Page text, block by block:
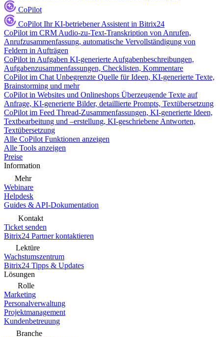
CoPilot
CoPilot Ihr KI-betriebener Assistent in Bitrix24
CoPilot im CRM Audio-zu-Text-Transkription von Anrufen,
Anrufzusammenfassung, automatische Vervollständigung von
Feldern in Aufträgen
CoPilot in Aufgaben KI-generierte Aufgabenbeschreibungen,
Aufgabenzusammenfassungen, Checklisten, Kommentare
CoPilot im Chat Unbegrenzte Quelle für Ideen, KI-generierte Texte,
Brainstorming und mehr
CoPilot in Websites und Onlineshops Überzeugende Texte auf
Anfrage, KI-generierte Bilder, detaillierte Prompts, Textübersetzung
CoPilot im Feed Thread-Zusammenfassungen, KI-generierte Ideen,
Textbearbeitung und –erstellung, KI-geschriebene Antworten,
Textübersetzung
Alle CoPilot Funktionen anzeigen
Alle Tools anzeigen
Preise
Information
Mehr
Webinare
Helpdesk
Guides & API-Dokumentation
Kontakt
Ticket senden
Bitrix24 Partner kontaktieren
Lektüre
Wachstumszentrum
Bitrix24 Tipps & Updates
Lösungen
Rolle
Marketing
Personalverwaltung
Projektmanagement
Kundenbetreuung
Branche